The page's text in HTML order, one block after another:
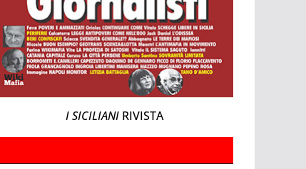
I SICILIANI RIVISTA